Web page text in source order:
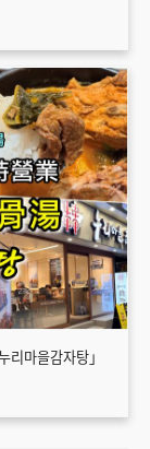
마을감자탕」